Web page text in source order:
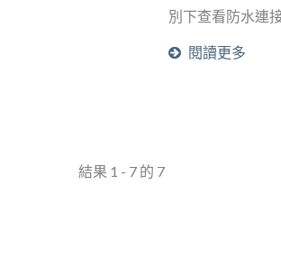
別下查看防水連
閱讀更多
結果 1 - 7 的 7